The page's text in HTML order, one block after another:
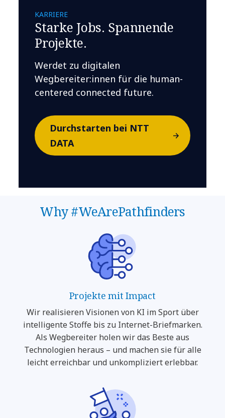
KARRIERE
Starke Jobs. Spannende
Projekte.
Werdet zu digitalen
Wegbereiter:innen für die human-
centered connected future.
Durchstarten bei NTT
DATA
Why #WeArePathfinders
Projekte mit Impact
Wir realisieren Visionen von KI im Sport über
intelligente Stoffe bis zu Internet-Briefmarken.
Als Wegbereiter holen wir das Beste aus
Technologien heraus – und machen sie für alle
leicht erreichbar und unkompliziert erlebbar.